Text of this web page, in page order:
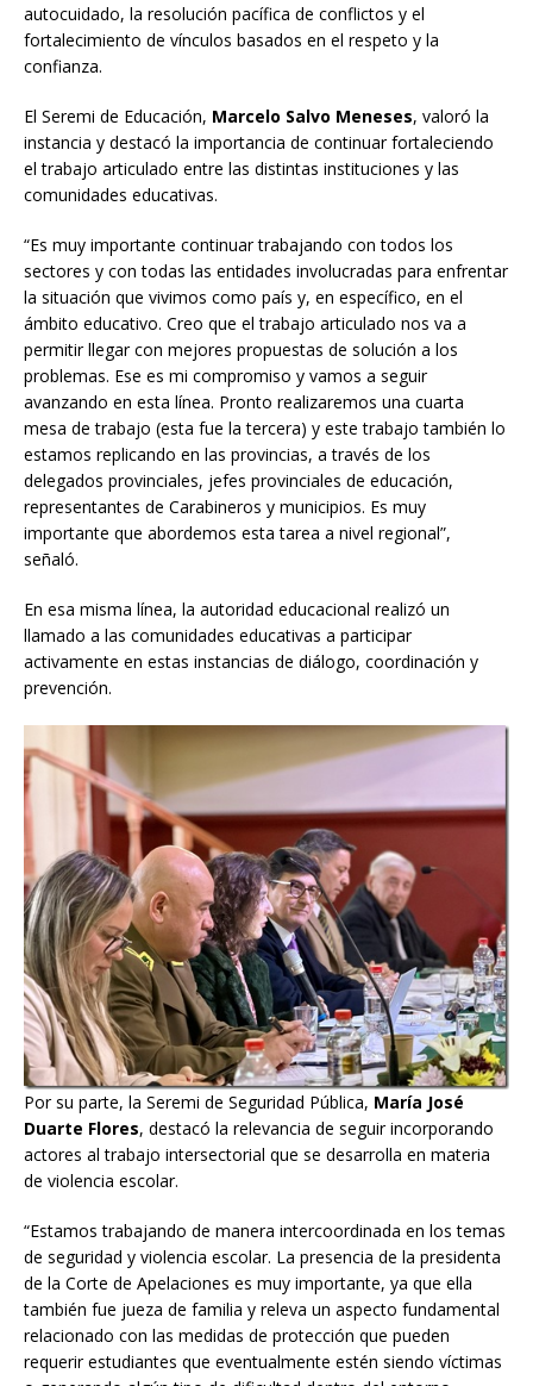
autocuidado, la resolución pacífica de conflictos y el
fortalecimiento de vínculos basados en el respeto y la
confianza.
El Seremi de Educación, Marcelo Salvo Meneses, valoró la
instancia y destacó la importancia de continuar fortaleciendo
el trabajo articulado entre las distintas instituciones y las
comunidades educativas.
“Es muy importante continuar trabajando con todos los
sectores y con todas las entidades involucradas para enfrentar
la situación que vivimos como país y, en específico, en el
ámbito educativo. Creo que el trabajo articulado nos va a
permitir llegar con mejores propuestas de solución a los
problemas. Ese es mi compromiso y vamos a seguir
avanzando en esta línea. Pronto realizaremos una cuarta
mesa de trabajo (esta fue la tercera) y este trabajo también lo
estamos replicando en las provincias, a través de los
delegados provinciales, jefes provinciales de educación,
representantes de Carabineros y municipios. Es muy
importante que abordemos esta tarea a nivel regional”,
señaló.
En esa misma línea, la autoridad educacional realizó un
llamado a las comunidades educativas a participar
activamente en estas instancias de diálogo, coordinación y
prevención.
Por su parte, la Seremi de Seguridad Pública, María José
Duarte Flores, destacó la relevancia de seguir incorporando
actores al trabajo intersectorial que se desarrolla en materia
de violencia escolar.
“Estamos trabajando de manera intercoordinada en los temas
de seguridad y violencia escolar. La presencia de la presidenta
de la Corte de Apelaciones es muy importante, ya que ella
también fue jueza de familia y releva un aspecto fundamental
relacionado con las medidas de protección que pueden
requerir estudiantes que eventualmente estén siendo víctimas